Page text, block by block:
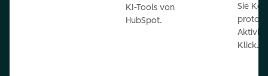
KI-Tools von
HubSpot.
Sie
Klick.